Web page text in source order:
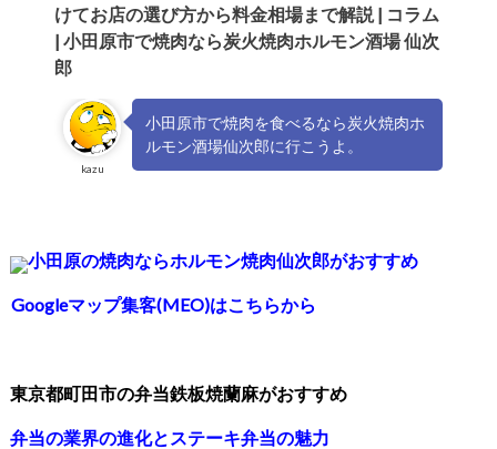
けてお店の選び方から料金相場まで解説 | コラム
| 小田原市で焼肉なら炭火焼肉ホルモン酒場 仙次
郎
kazu
小田原市で焼肉を食べるなら炭火焼肉ホ
ルモン酒場仙次郎に行こうよ。
小田原の焼肉ならホルモン焼肉仙次郎がおすすめ
Googleマップ集客(MEO)はこちらから
東京都町田市の弁当鉄板焼蘭麻がおすすめ
弁当の業界の進化とステーキ弁当の魅力